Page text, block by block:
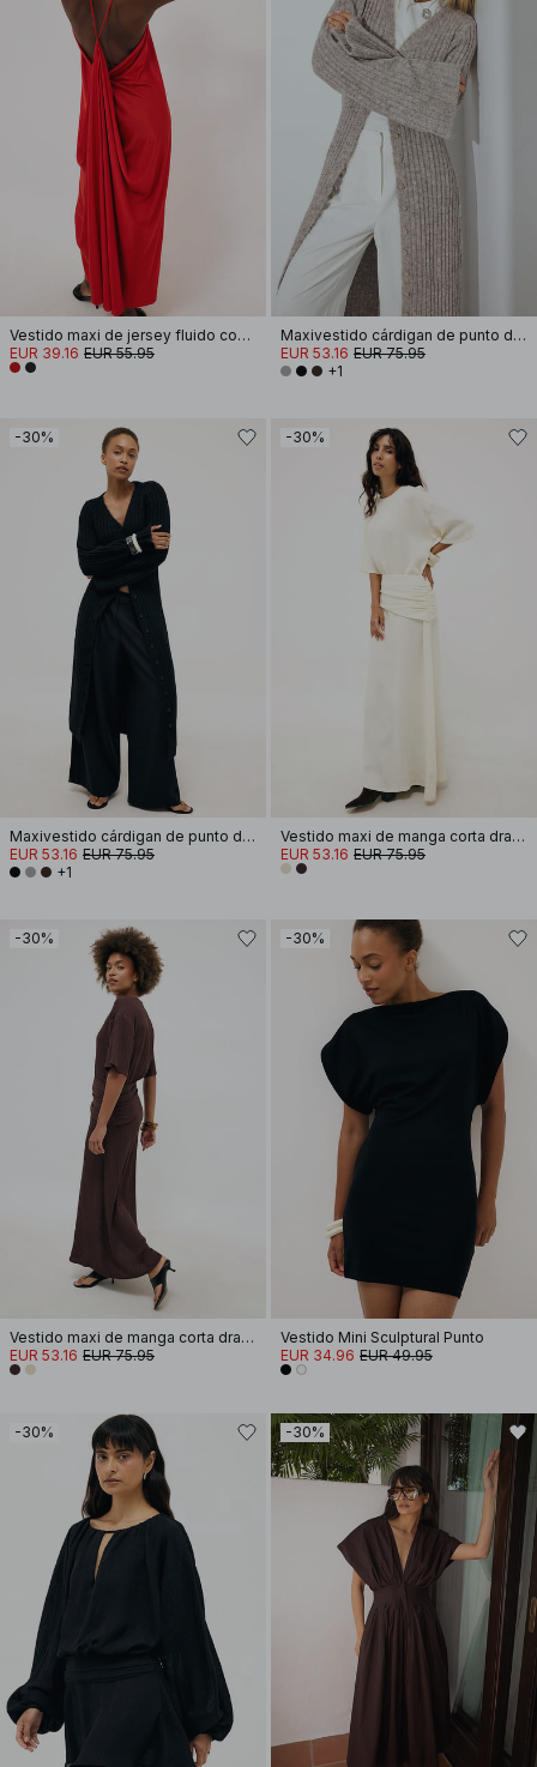
Vestido maxi de jersey fluido con drapeado
EUR 39.16 EUR 55.95
Maxivestido cárdigan de punto de mezcla de lana
EUR 53.16 EUR 75.95
+1
-30%
Maxivestido cárdigan de punto de mezcla de lana
EUR 53.16 EUR 75.95
+1
-30%
Vestido maxi de manga corta drapeado
EUR 53.16 EUR 75.95
-30%
Vestido maxi de manga corta drapeado
EUR 53.16 EUR 75.95
-30%
Vestido Mini Sculptural Punto
EUR 34.96 EUR 49.95
-30% -30%